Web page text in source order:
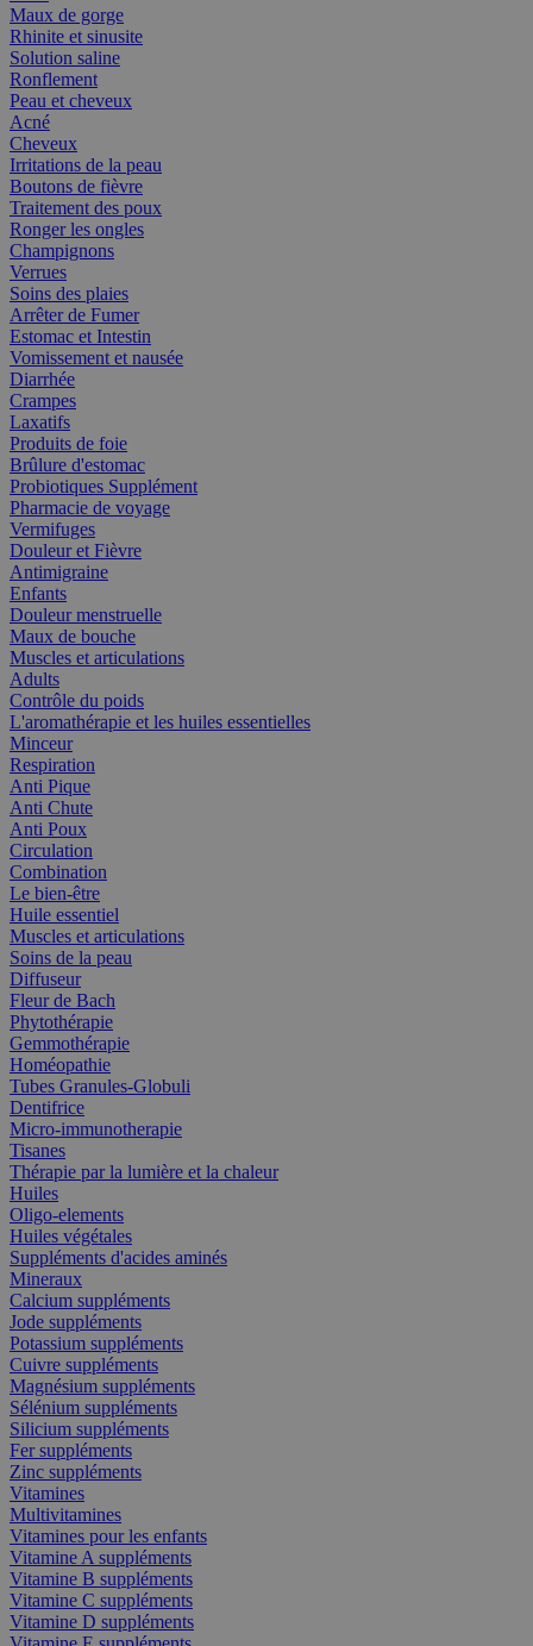
Maux de gorge
Rhinite et sinusite
Solution saline
Ronflement
Peau et cheveux
Acné
Cheveux
Irritations de la peau
Boutons de fièvre
Traitement des poux
Ronger les ongles
Champignons
Verrues
Soins des plaies
Arrêter de Fumer
Estomac et Intestin
Vomissement et nausée
Diarrhée
Crampes
Laxatifs
Produits de foie
Brûlure d'estomac
Probiotiques Supplément
Pharmacie de voyage
Vermifuges
Douleur et Fièvre
Antimigraine
Enfants
Douleur menstruelle
Maux de bouche
Muscles et articulations
Adults
Contrôle du poids
L'aromathérapie et les huiles essentielles
Minceur
Respiration
Anti Pique
Anti Chute
Anti Poux
Circulation
Combination
Le bien-être
Huile essentiel
Muscles et articulations
Soins de la peau
Diffuseur
Fleur de Bach
Phytothérapie
Gemmothérapie
Homéopathie
Tubes Granules-Globuli
Dentifrice
Micro-immunotherapie
Tisanes
Thérapie par la lumière et la chaleur
Huiles
Oligo-elements
Huiles végétales
Suppléments d'acides aminés
Mineraux
Calcium suppléments
Jode suppléments
Potassium suppléments
Cuivre suppléments
Magnésium suppléments
Sélénium suppléments
Silicium suppléments
Fer suppléments
Zinc suppléments
Vitamines
Multivitamines
Vitamines pour les enfants
Vitamine A suppléments
Vitamine B suppléments
Vitamine C suppléments
Vitamine D suppléments